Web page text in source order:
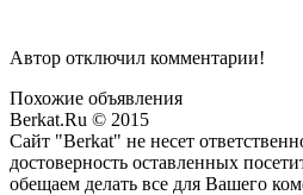
Автор отключил комментарии!
Похожие объявления
Berkat.Ru © 2015
Сайт "Berkat" не несет
достоверность оставленных
обещаем делать все для Вашего